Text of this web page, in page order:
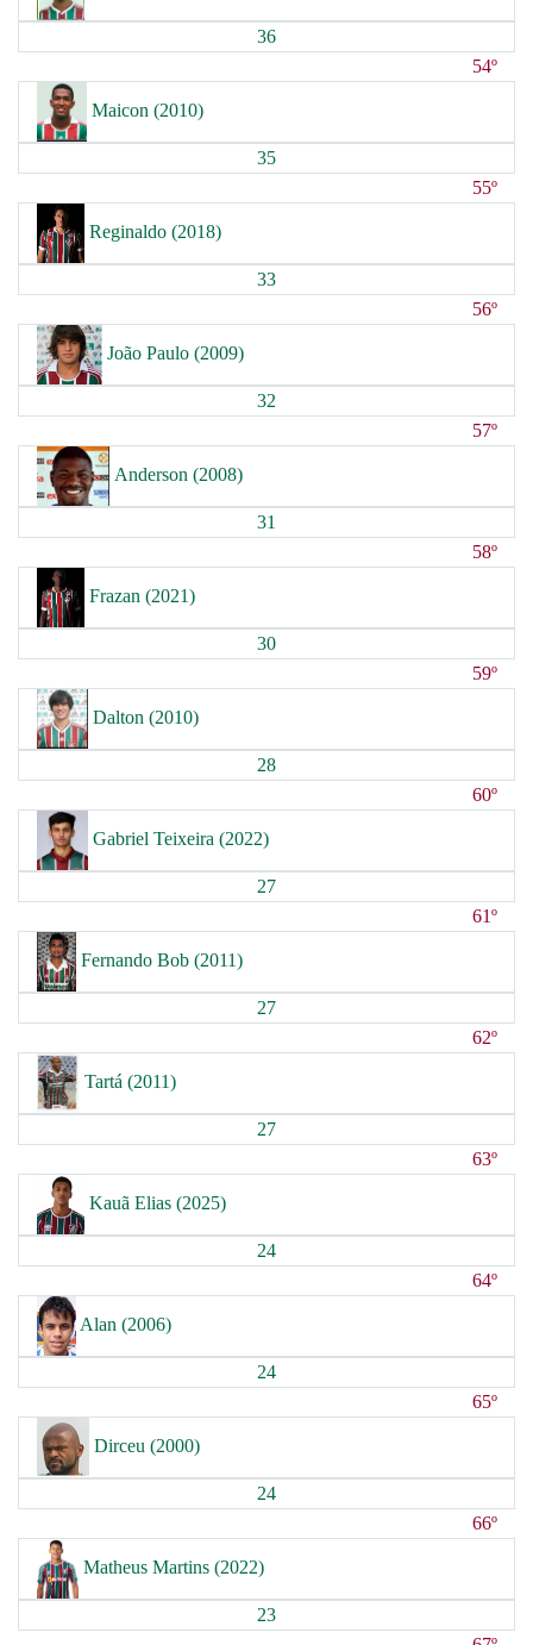
36
54º
Maicon (2010)
35
55º
Reginaldo (2018)
33
56º
João Paulo (2009)
32
57º
Anderson (2008)
31
58º
Frazan (2021)
30
59º
Dalton (2010)
28
60º
Gabriel Teixeira (2022)
27
61º
Fernando Bob (2011)
27
62º
Tartá (2011)
27
63º
Kauã Elias (2025)
24
64º
Alan (2006)
24
65º
Dirceu (2000)
24
66º
Matheus Martins (2022)
23